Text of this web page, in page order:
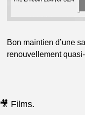
Bon maintien d’une
renouvellement
🎥 Films.